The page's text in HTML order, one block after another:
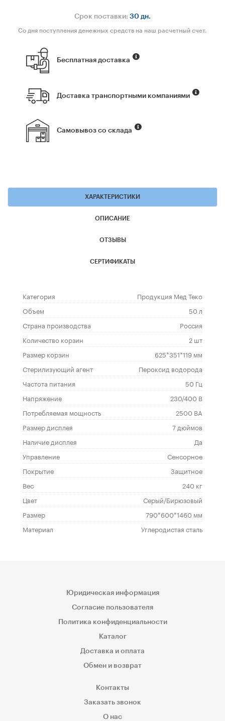
Срок поставки: 30 дн.
Со дня поступления денежных средств на наш расчетный счет.
Бесплатная доставка
Доставка транспортными компаниями
Самовывоз со склада
ХАРАКТЕРИСТИКИ
ОПИСАНИЕ
ОТЗЫВЫ
СЕРТИФИКАТЫ
Категория
Продукция Мед Теко
Объем
50 л
Страна производства
Россия
Количество корзин
2 шт
Размер корзин
625*351*119 мм
Стерилизующий агент
Пероксид водорода
Частота питания
50 Гц
Напряжение
230/400 В
Потребляемая мощность
2500 ВА
Размер дисплея
7 дюймов
Наличие дисплея
Да
Управление
Сенсорное
Покрытие
Защитное
Вес
240 кг
Цвет
Серый/Бирюзовый
Размер
790*600*1460 мм
Материал
Углеродистая сталь
Юридическая информация
Согласие пользователя
Политика конфиденциальности
Каталог
Доставка и оплата
Обмен и возврат
Контакты
Заказать звонок
О нас